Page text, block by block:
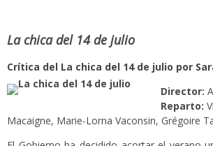
La chica del 14 de julio
Crítica del La chica del 14 de julio por
Director:
Reparto:
Macaigne, Marie-Lorna Vaconsin, Grégoire